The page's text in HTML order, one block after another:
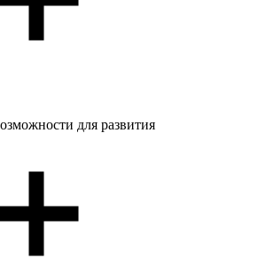
для развития